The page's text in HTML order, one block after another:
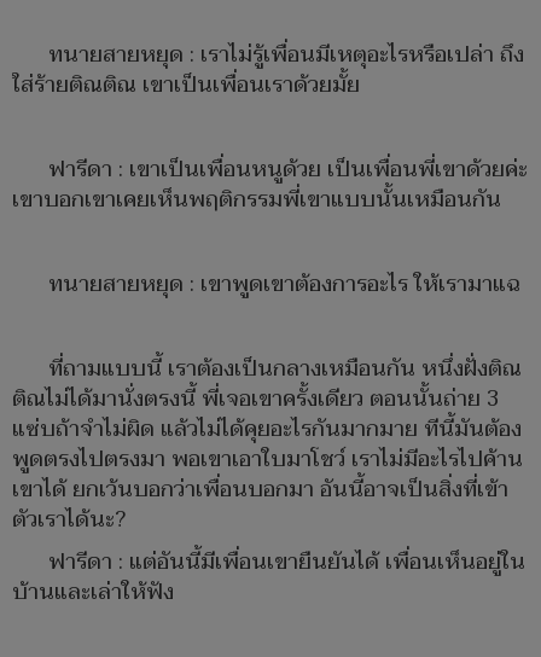
ทนายสายหยุด : เราไม่รู้เพื่อนมีเหตุอะไรหรือเปล่า ถึง
ใส่ร้ายติณติณ เขาเป็นเพื่อนเราด้วยมั้ย
ฟารีดา : เขาเป็นเพื่อนหนูด้วย เป็นเพื่อนพี่เขาด้วยค่ะ
เขาบอกเขาเคยเห็นพฤติกรรมพี่เขาแบบนั้นเหมือนกัน
ทนายสายหยุด : เขาพูดเขาต้องการอะไร ให้เรามาแฉ
ที่ถามแบบนี้ เราต้องเป็นกลางเหมือนกัน หนึ่งฝั่งติณ
ติณไม่ได้มานั่งตรงนี้ พี่เจอเขาครั้งเดียว ตอนนั้นถ่าย 3
แซ่บถ้าจำไม่ผิด แล้วไม่ได้คุยอะไรกันมากมาย ทีนี้มันต้อง
พูดตรงไปตรงมา พอเขาเอาใบมาโชว์ เราไม่มีอะไรไปค้าน
เขาได้ ยกเว้นบอกว่าเพื่อนบอกมา อันนี้อาจเป็นสิ่งที่เข้า
ตัวเราได้นะ?
ฟารีดา : แต่อันนี้มีเพื่อนเขายืนยันได้ เพื่อนเห็นอยู่ใน
บ้านและเล่าให้ฟัง